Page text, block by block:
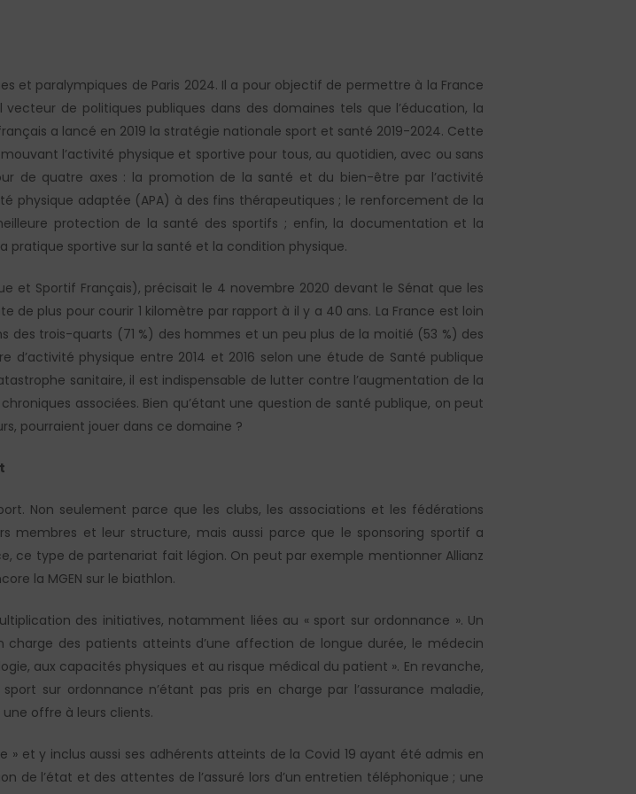
et paralympiques de Paris 2024. Il a pour objectif de permettre à la France
de politiques publiques dans des domaines tels que l’éducation, la
a lancé en 2019 la stratégie nationale sport et santé 2019-2024. Cette
l’activité physique et sportive pour tous, au quotidien, avec ou sans
de quatre axes : la promotion de la santé et du bien-être par l’activité
physique adaptée (APA) à des fins thérapeutiques ; le renforcement de la
protection de la santé des sportifs ; enfin, la documentation et la
pratique sportive sur la santé et la condition physique.
et Sportif Français), précisait le 4 novembre 2020 devant le Sénat que les
de plus pour courir 1 kilomètre par rapport à il y a 40 ans. La France est loin
des trois-quarts (71 %) des hommes et un peu plus de la moitié (53 %) des
physique entre 2014 et 2016 selon une étude de Santé publique
sanitaire, il est indispensable de lutter contre l’augmentation de la
associées. Bien qu’étant une question de santé publique, on peut
pourraient jouer dans ce domaine ?
Non seulement parce que les clubs, les associations et les fédérations
membres et leur structure, mais aussi parce que le sponsoring sportif a
ce type de partenariat fait légion. On peut par exemple mentionner Allianz
la MGEN sur le biathlon.
des initiatives, notamment liées au « sport sur ordonnance ». Un
charge des patients atteints d’une affection de longue durée, le médecin
aux capacités physiques et au risque médical du patient ». En revanche,
sur ordonnance n’étant pas pris en charge par l’assurance maladie,
offre à leurs clients.
» et y inclus aussi ses adhérents atteints de la Covid 19 ayant été admis en
de l’état et des attentes de l’assuré lors d’un entretien téléphonique ; une